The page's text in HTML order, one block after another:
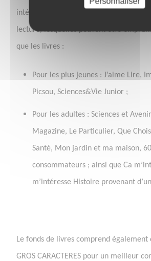
intéresser les lecteurs de tous âges
lecture, lesquelles peuvent être
que les livres :
Pour les plus jeunes : J’aime Lire,
Picsou, Sciences&Vie Junior ;
Pour les adultes : Sciences et
Magazine, Le Particulier, Que
Santé, Mon jardin et ma maison,
consommateurs ; ainsi que Ca
m’intéresse Histoire provenant
Le fonds de livres comprend également
GROS CARACTERES pour un meilleur